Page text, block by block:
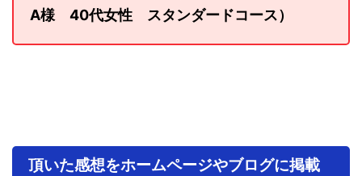
A様 40代女性 スタンダードコース）
頂いた感想をホームページやブログに掲載